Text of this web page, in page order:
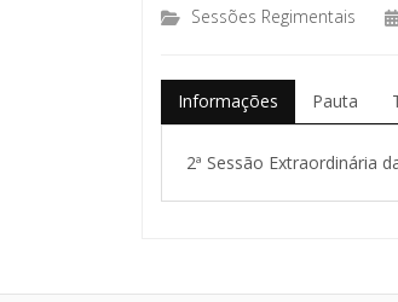
Sessões Regimentais
Informações Pauta
2ª Sessão Extraordinária